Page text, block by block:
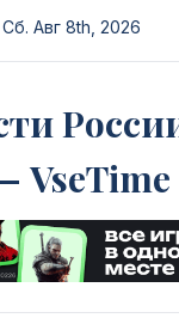
Сб. Авг 8th, 2026
VseTime